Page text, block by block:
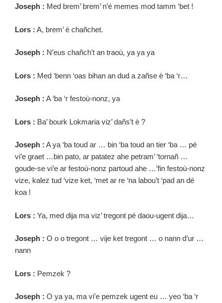
Joseph : Med brem’ brem’ n’é memes mod tamm ‘bet !
Lors : A, brem’ é chañchet.
Joseph : N’eus chañch’t an traoù, ya ya ya
Lors : Med ‘benn ‘oas bihan an dud a zañse è ‘ba ‘r…
Joseph : A ‘ba ‘r festoù-nonz, ya
Lors : Ba’ bourk Lokmaria viz’ dañs’t è ?
Joseph : A ya ‘ba toud ar … bin ‘ba toud an tier ‘ba … pé
vi’e graet …bin pato, ar patatez ahe petram’ ‘tornañ …
goude-se vi’e ar festoù-nonz partoud ahe …’fin festoù-nonz
vize, kalez tud ‘vize ket, ‘met ar re ‘na labou’t ‘pad an dé
koa !
Lors : Ya, med dija ma viz’ tregont pé daou-ugent dija…
Joseph : O o o tregont … vije ket tregont … o nann d’ur …
nann
Lors : Pemzek ?
Joseph : O ya ya, ma vi’e pemzek ugent eu … yeo ‘ba ‘r